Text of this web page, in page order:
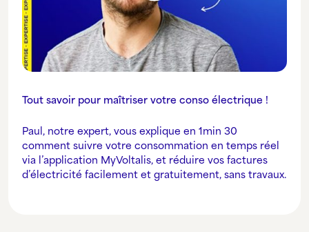
Tout savoir pour maîtriser votre conso électrique !
Paul, notre expert, vous explique en 1min 30
comment suivre votre consommation en temps réel
via l’application MyVoltalis, et réduire vos factures
d’électricité facilement et gratuitement, sans travaux.